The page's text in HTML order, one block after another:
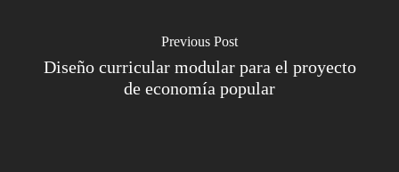
Previous Post
Diseño curricular modular para el proyecto
de economía popular